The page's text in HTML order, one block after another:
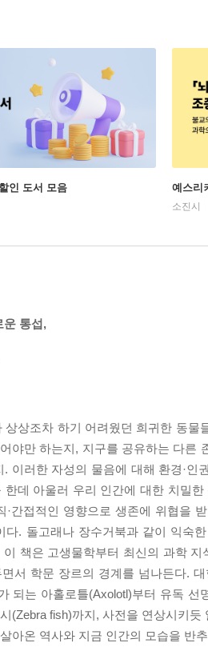
인 도서 모음 예스리
소진시
운 통섭,
상조차 하기 어려웠던 희귀한 동물
야만 하는지, 지구를 공유하는 다른
러한 자성의 물음에 대해 환경·인
데 아울러 우리 인간에 대한 치밀
간접적인 영향으로 생존에 위협을
. 돌고래나 장수거북과 같이 익숙
책은 고생물학부터 최신의 과학
서 학문 장르의 경계를 넘나든다.
되는 아홀로틀(Axolotl)부터 유독 선
(Zebra fish)까지, 사전을 연상시키
아온 역사와 지금 인간의 모습을 반